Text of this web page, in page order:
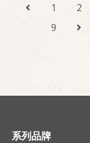
1 2
9
系列品牌